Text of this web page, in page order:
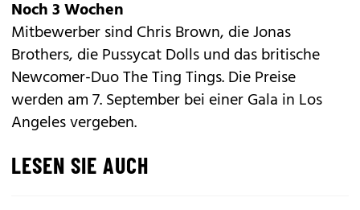
Noch 3 Wochen
Mitbewerber sind Chris Brown, die Jonas
Brothers, die Pussycat Dolls und das britische
Newcomer-Duo The Ting Tings. Die Preise
werden am 7. September bei einer Gala in Los
Angeles vergeben.
LESEN SIE AUCH